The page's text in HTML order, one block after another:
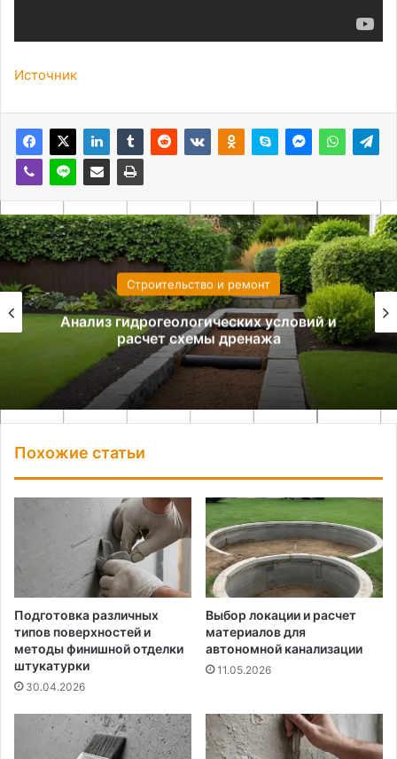
Источник
Строительство и ремонт
Анализ гидрогеологических условий и
расчет схемы дренажа
Похожие статьи
Подготовка различных
типов поверхностей и
методы финишной отделки
штукатурки
30.04.2026
Выбор локации и расчет
материалов для
автономной канализации
11.05.2026